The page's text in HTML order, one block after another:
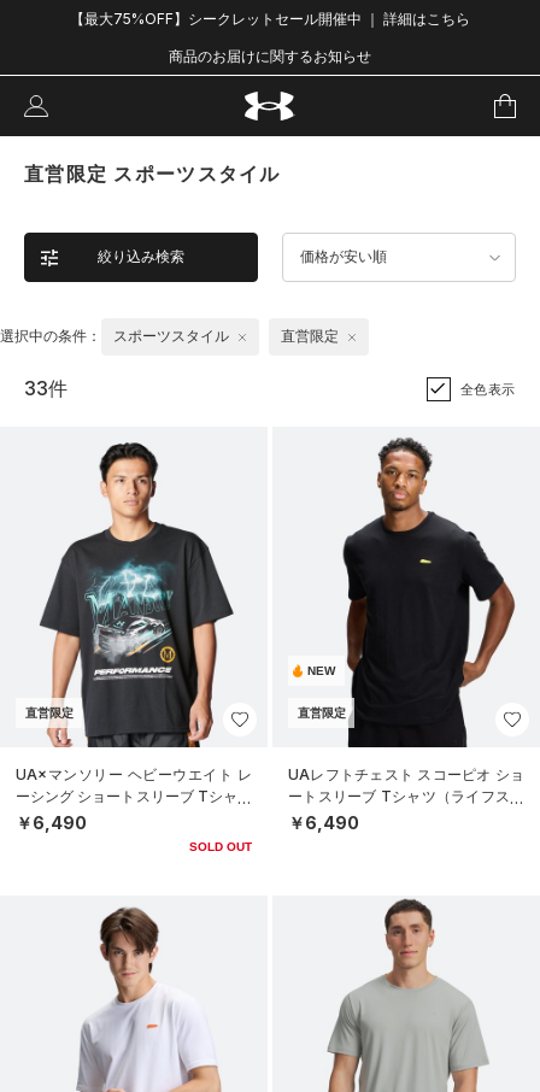
【最大75%OFF】シークレットセール開催中 ｜ 詳細はこちら
商品のお届けに関するお知らせ
直営限定 スポーツスタイル
絞り込み検索 価格が安い順
選択中の条件： スポーツスタイル 直営限定
33件 全色表示
直営限定
UA×マンソリー ヘビーウエイト レ
ーシング ショートスリーブ Tシャツ
（ライフスタイル/MEN）
￥6,490
SOLD OUT
NEW
直営限定
UAレフトチェスト スコーピオ ショ
ートスリーブ Tシャツ（ライフスタ
イル/MEN）
￥6,490